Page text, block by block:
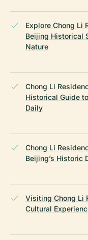
Explore Chong Li
Beijing Historical
Nature
Chong Li
Historical Guide
Daily
Chong Li
Beijing’s Historic
Visiting Chong Li
Cultural